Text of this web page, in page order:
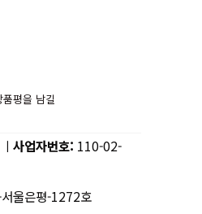
평을 남길
사업자번호: 110-02-
울은평-1272호